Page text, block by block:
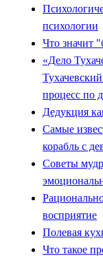
психологии
Что значит
«Дело
процесс по
Дедукция
Самые
корабль с
Советы
восприятие
Полевая
Что такое